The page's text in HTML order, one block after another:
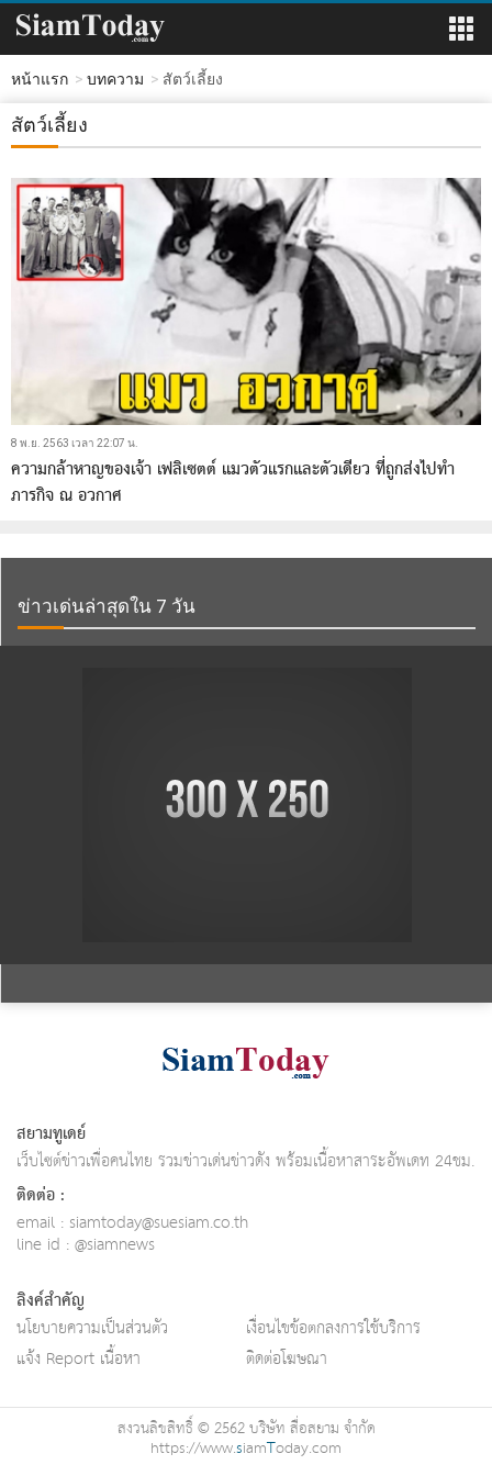
หน้าแรก บทความ สัตว์เลี้ยง
สัตว์เลี้ยง
8 พ.ย. 2563 เวลา 22:07 น.
ความกล้าหาญของเจ้า เฟลิเซตต์ แมวตัวแรกและตัวเดียว ที่ถูกส่งไปทำ
ภารกิจ ณ อวกาศ
ข่าวเด่นล่าสุดใน 7 วัน
สยามทูเดย์
เว็บไซต์ข่าวเพื่อคนไทย รวมข่าวเด่นข่าวดัง พร้อมเนื้อหาสาระอัพเดท 24ชม.
ติดต่อ :
email : siamtoday@suesiam.co.th
line id : @siamnews
ลิงค์สำคัญ
นโยบายความเป็นส่วนตัว
เงื่อนไขข้อตกลงการใช้บริการ
แจ้ง Report เนื้อหา
ติดต่อโฆษณา
สงวนลิขสิทธิ์ © 2562 บริษัท สื่อสยาม จำกัด
https://www.siamToday.com